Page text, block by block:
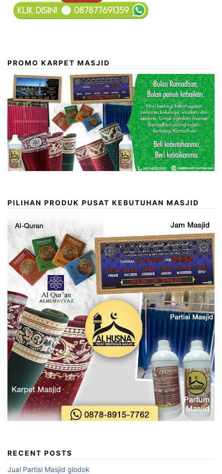
PROMO KARPET MASJID
PILIHAN PRODUK PUSAT KEBUTUHAN MASJID
RECENT POSTS
Jual Partisi Masjid glodok